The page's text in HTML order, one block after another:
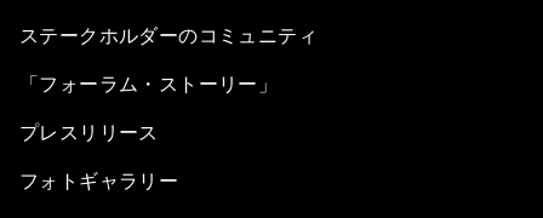
ステークホルダーのコミュニティ
「フォーラム・ストーリー」
プレスリリース
フォトギャラリー